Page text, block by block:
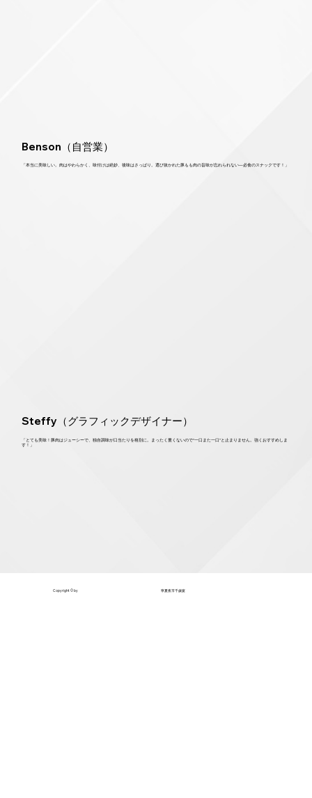
Benson（自営業）
「本当に美味しい。肉はやわらかく、味付けは絶妙、後味はさっぱり。選び抜かれた豚もも肉の旨味が忘れられない—必食のスナックです！」
Steffy（グラフィックデザイナー）
「とても美味！豚肉はジューシーで、独自調味が口当たりを格別に。まったく重くないので“一口また一口”と止まりません。強くおすすめしま
す！」
Copyright © by 寧夏夜市千歲宴